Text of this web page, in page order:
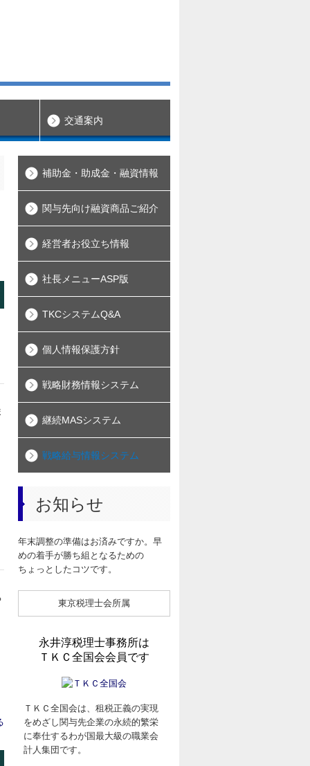
交通案内
補助金・助成金・融資情報
関与先向け融資商品ご紹介
経営者お役立ち情報
社長メニューASP版
TKCシステムQ&A
個人情報保護方針
戦略財務情報システム
継続MASシステム
戦略給与情報システム
お知らせ
年末調整の準備はお済みですか。早
めの着手が勝ち組となるための
ちょっとしたコツです。
東京税理士会所属
永井淳税理士事務所は
ＴＫＣ全国会会員です
ＴＫＣ全国会は、租税正義の実現
をめざし関与先企業の永続的繁栄
に奉仕するわが国最大級の職業会
計人集団です。